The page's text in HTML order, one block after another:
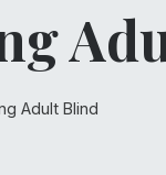
Adult Blind